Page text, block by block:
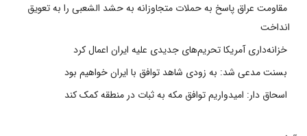
مقاومت عراق پاسخ به حملات متجاوزانه به حشد الشعبی را به تعویق
انداخت
خزانه‌داری آمریکا تحریم‌های جدیدی علیه ایران اعمال کرد
بسنت مدعی شد: به زودی شاهد توافق با ایران خواهیم بود
اسحاق دار: امیدواریم توافق مکه به ثبات در منطقه کمک کند